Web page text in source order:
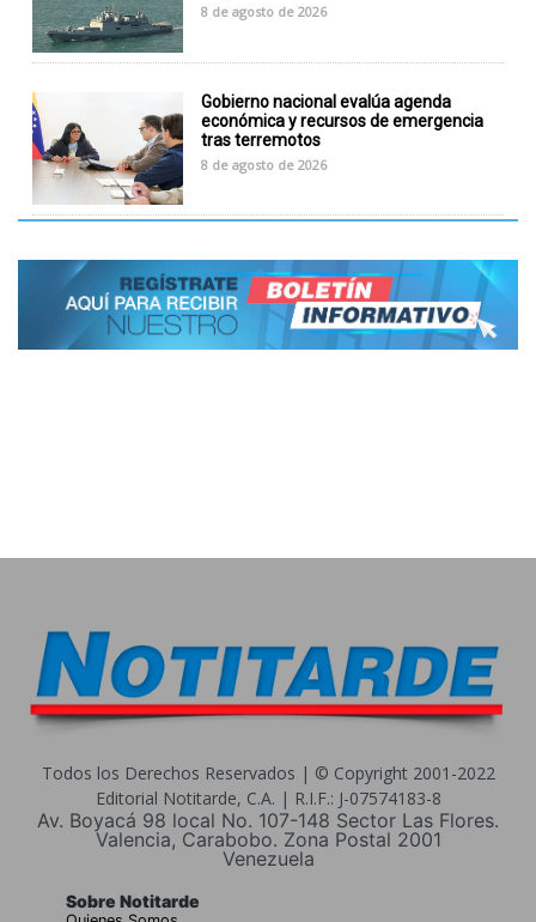
8 de agosto de 2026
Gobierno nacional evalúa agenda
económica y recursos de emergencia
tras terremotos
8 de agosto de 2026
Todos los Derechos Reservados | © Copyright 2001-2022
Editorial Notitarde, C.A. | R.I.F.: J-07574183-8
Av. Boyacá 98 local No. 107-148 Sector Las Flores.
Valencia, Carabobo. Zona Postal 2001
Venezuela
Sobre Notitarde